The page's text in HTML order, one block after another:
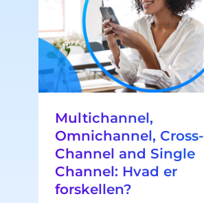
Multichannel,
Omnichannel, Cross-
Channel and Single
Channel: Hvad er
forskellen?